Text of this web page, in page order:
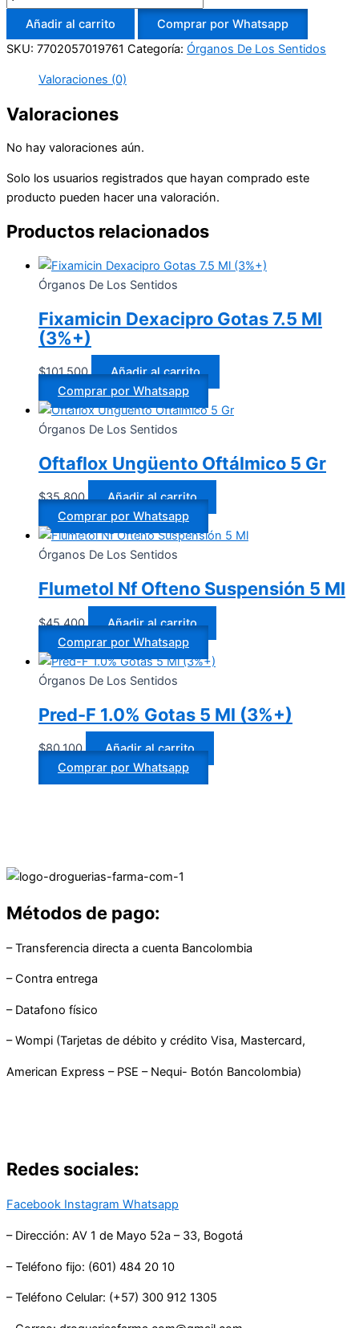
Añadir al carrito
Comprar por Whatsapp
SKU: 7702057019761 Categoría: Órganos De Los Sentidos
Valoraciones (0)
Valoraciones
No hay valoraciones aún.
Solo los usuarios registrados que hayan comprado este
producto pueden hacer una valoración.
Productos relacionados
Órganos De Los Sentidos
Fixamicin Dexacipro Gotas 7.5 Ml
(3%+)
$101.500
Añadir al carrito
Comprar por Whatsapp
Órganos De Los Sentidos
Oftaflox Ungüento Oftálmico 5 Gr
$35.800
Añadir al carrito
Comprar por Whatsapp
Órganos De Los Sentidos
Flumetol Nf Ofteno Suspensión 5 Ml
$45.400
Añadir al carrito
Comprar por Whatsapp
Órganos De Los Sentidos
Pred-F 1.0% Gotas 5 Ml (3%+)
$80.100
Añadir al carrito
Comprar por Whatsapp
Métodos de pago:
– Transferencia directa a cuenta Bancolombia
– Contra entrega
– Datafono físico
– Wompi (Tarjetas de débito y crédito Visa, Mastercard,
American Express – PSE – Nequi- Botón Bancolombia)
Redes sociales:
Facebook Instagram Whatsapp
– Dirección: AV 1 de Mayo 52a – 33, Bogotá
– Teléfono fijo: (601) 484 20 10
– Teléfono Celular: (+57) 300 912 1305